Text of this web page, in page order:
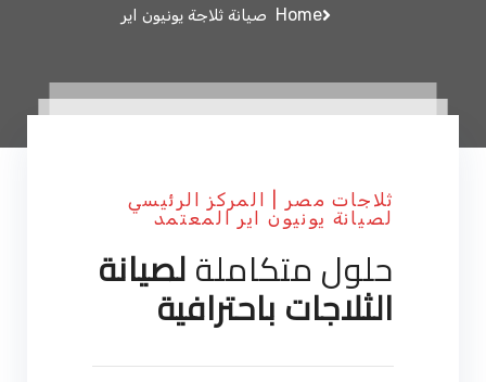
Home صيانة ثلاجة يونيون اير
ثلاجات مصر | المركز الرئيسي
لصيانة يونيون اير المعتمد
حلول متكاملةلصيانة
الثلاجات باحترافية